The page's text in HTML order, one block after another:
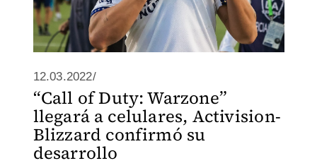
12.03.2022/
“Call of Duty: Warzone”
llegará a celulares, Activision-
Blizzard confirmó su
desarrollo